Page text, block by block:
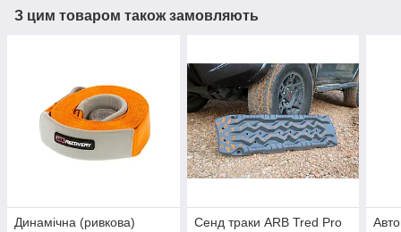
З цим товаром також замовляють
Динамічна (ривкова)
Сенд траки ARB Tred Pro